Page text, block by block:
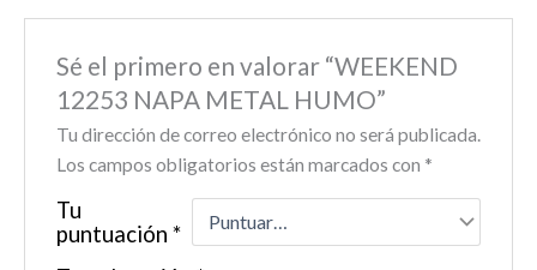
Sé el primero en valorar “WEEKEND
12253 NAPA METAL HUMO”
Tu dirección de correo electrónico no será publicada.
Los campos obligatorios están marcados con *
Tu
puntuación *